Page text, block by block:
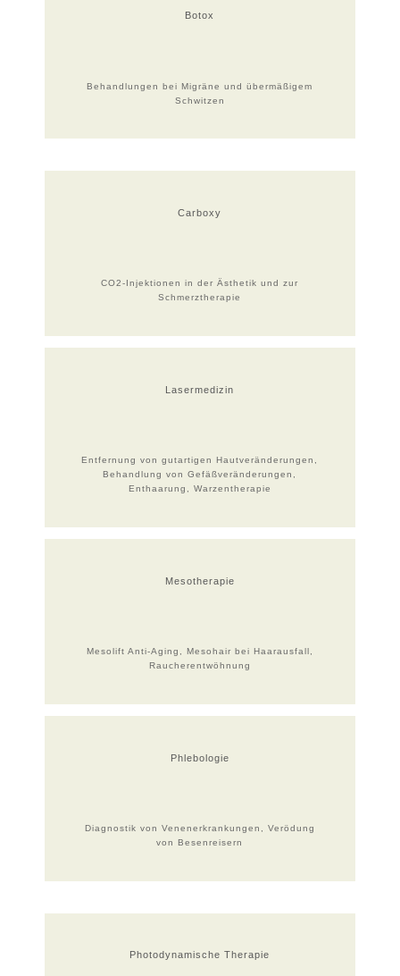
Botox
Behandlungen bei Migräne und übermäßigem
Schwitzen
Carboxy
CO2-Injektionen in der Ästhetik und zur
Schmerztherapie
Lasermedizin
Entfernung von gutartigen Hautveränderungen,
Behandlung von Gefäßveränderungen,
Enthaarung, Warzentherapie
Mesotherapie
Mesolift Anti-Aging, Mesohair bei Haarausfall,
Raucherentwöhnung
Phlebologie
Diagnostik von Venenerkrankungen, Verödung
von Besenreisern
Photodynamische Therapie